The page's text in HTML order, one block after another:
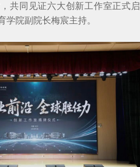
共同见证六大创新工作室正式启
学院副院长梅宸主持。